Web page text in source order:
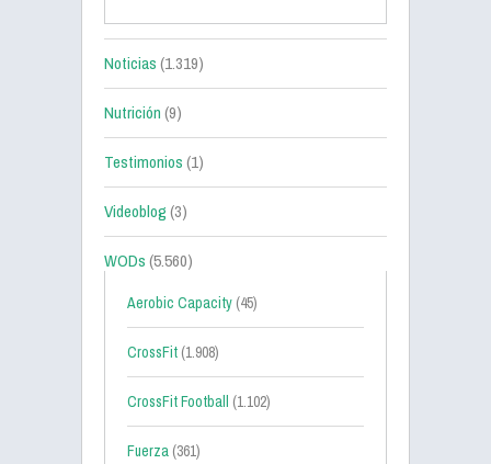
Noticias(1.319)
Nutrición(9)
Testimonios(1)
Videoblog(3)
WODs(5.560)
Aerobic Capacity (45)
CrossFit (1.908)
CrossFit Football (1.102)
Fuerza (361)